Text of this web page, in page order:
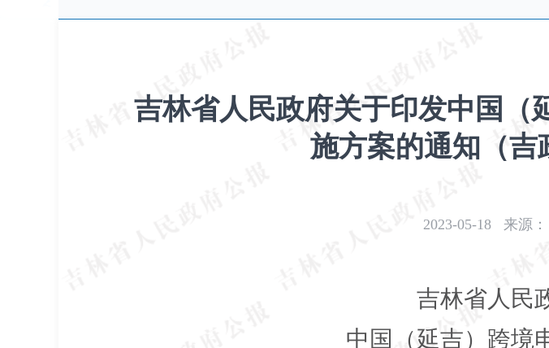
吉林省人民政府关于印发中国（
施方案的通知（吉
2023-05-18 来源：
吉林省人民
中国（延吉）跨境